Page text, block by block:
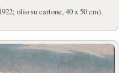
olio su cartone, 40 x 50 cm).